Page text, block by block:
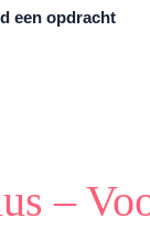
een opdracht
–